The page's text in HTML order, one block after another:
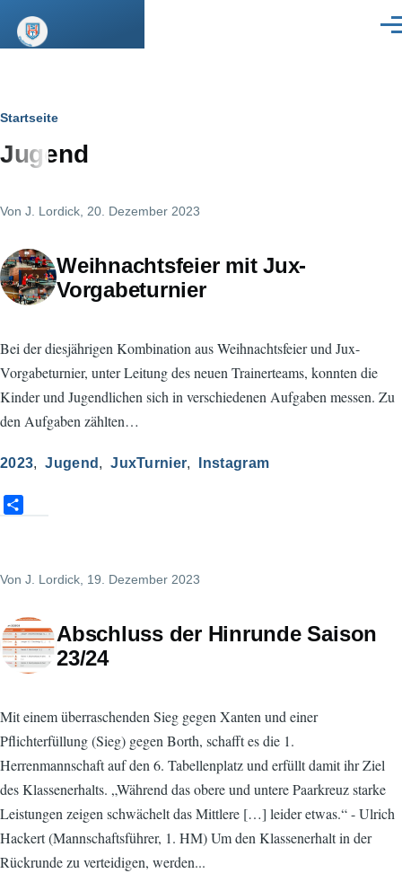
Pfadnavigation
Startseite
Jugend
Von J. Lordick , 20. Dezember 2023
Weihnachtsfeier mit Jux-
Vorgabeturnier
Bei der diesjährigen Kombination aus Weihnachtsfeier und Jux-
Vorgabeturnier, unter Leitung des neuen Trainerteams, konnten die
Kinder und Jugendlichen sich in verschiedenen Aufgaben messen. Zu
den Aufgaben zählten…
2023 Jugend JuxTurnier Instagram
e
Von J. Lordick , 19. Dezember 2023
Abschluss der Hinrunde Saison
23/24
Mit einem überraschenden Sieg gegen Xanten und einer
Pflichterfüllung (Sieg) gegen Borth, schafft es die 1.
Herrenmannschaft auf den 6. Tabellenplatz und erfüllt damit ihr Ziel
des Klassenerhalts. „Während das obere und untere Paarkreuz starke
Leistungen zeigen schwächelt das Mittlere […] leider etwas.“ - Ulrich
Hackert (Mannschaftsführer, 1. HM) Um den Klassenerhalt in der
Rückrunde zu verteidigen, werden...